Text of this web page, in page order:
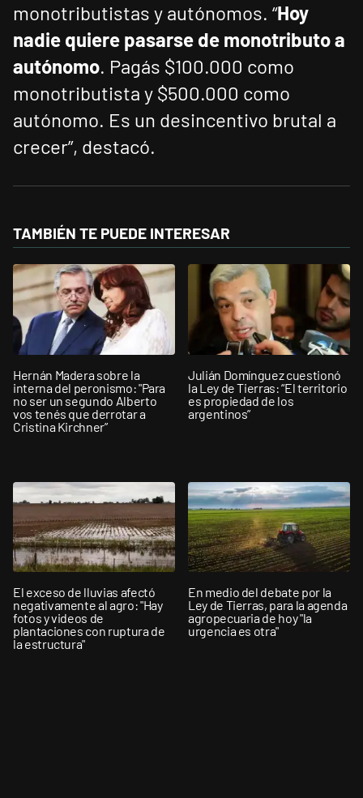
monotributistas y autónomos. “Hoy
nadie quiere pasarse de monotributo a
autónomo. Pagás $100.000 como
monotributista y $500.000 como
autónomo. Es un desincentivo brutal a
crecer”, destacó.
TAMBIÉN TE PUEDE INTERESAR
Hernán Madera sobre la
interna del peronismo: "Para
no ser un segundo Alberto
vos tenés que derrotar a
Cristina Kirchner”
Julián Domínguez cuestionó
la Ley de Tierras: “El territorio
es propiedad de los
argentinos”
El exceso de lluvias afectó
negativamente al agro: "Hay
fotos y videos de
plantaciones con ruptura de
la estructura"
En medio del debate por la
Ley de Tierras, para la agenda
agropecuaria de hoy "la
urgencia es otra"